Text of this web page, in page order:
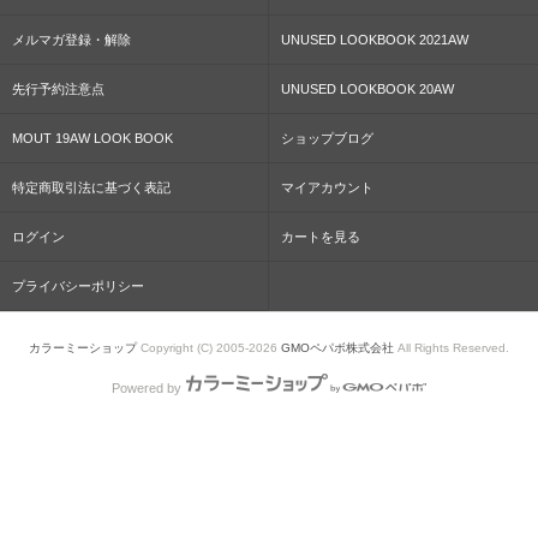
メルマガ登録・解除 UNUSED LOOKBOOK 2021AW
先行予約注意点 UNUSED LOOKBOOK 20AW
MOUT 19AW LOOK BOOK ショップブログ
特定商取引法に基づく表記 マイアカウント
ログイン カートを見る
プライバシーポリシー
カラーミーショップCopyright (C) 2005-2026 GMOペパボ株式会社 All Rights Reserved.
Powered by